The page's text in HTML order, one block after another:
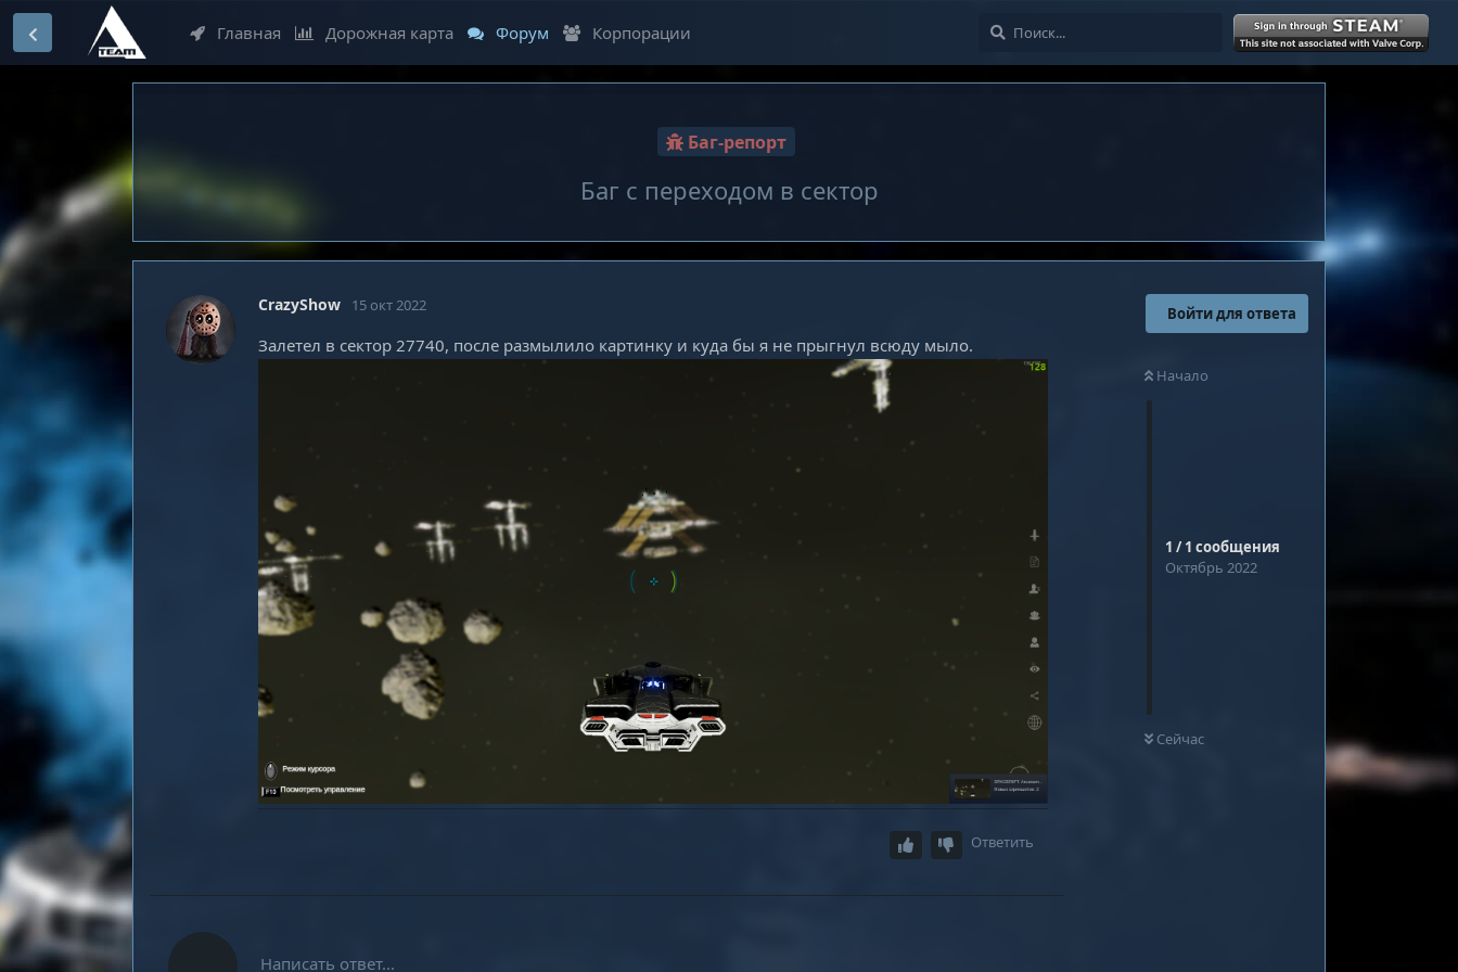
Главная Дорожная карта Форум Корпорации Войти
Баг-репорт
Баг с переходом в сектор
Войти для ответа
Начало
1 /1 сообщения
Октябрь 2022
Сейчас
CrazyShow 15 окт 2022
Залетел в сектор 27740, после размылило картинку и куда бы я не прыгнул всюду мыло.
Ответить
Написать ответ...